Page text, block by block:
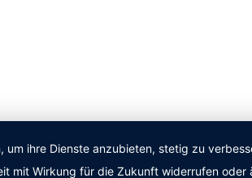
ihre Dienste anzubieten, stetig zu
mit Wirkung für die Zukunft widerrufen oder